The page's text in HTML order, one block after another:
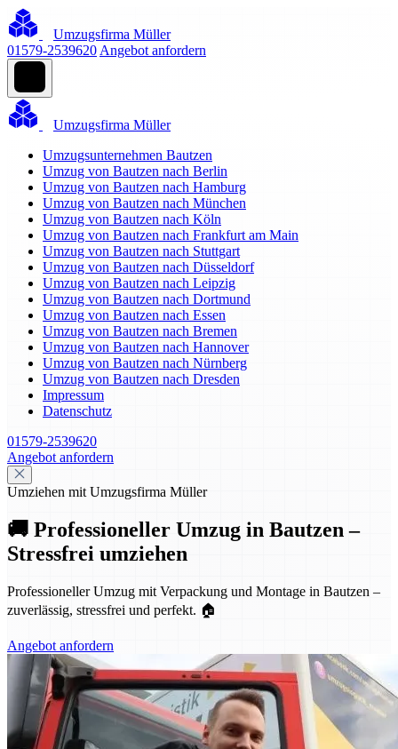
Umzugsfirma Müller
01579-2539620 Angebot anfordern
Umzugsfirma Müller
Umzugsunternehmen Bautzen
Umzug von Bautzen nach Berlin
Umzug von Bautzen nach Hamburg
Umzug von Bautzen nach München
Umzug von Bautzen nach Köln
Umzug von Bautzen nach Frankfurt am Main
Umzug von Bautzen nach Stuttgart
Umzug von Bautzen nach Düsseldorf
Umzug von Bautzen nach Leipzig
Umzug von Bautzen nach Dortmund
Umzug von Bautzen nach Essen
Umzug von Bautzen nach Bremen
Umzug von Bautzen nach Hannover
Umzug von Bautzen nach Nürnberg
Umzug von Bautzen nach Dresden
Impressum
Datenschutz
01579-2539620
Angebot anfordern
Umziehen mit Umzugsfirma Müller
🚚 Professioneller Umzug in Bautzen –
Stressfrei umziehen
Professioneller Umzug mit Verpackung und Montage in Bautzen –
zuverlässig, stressfrei und perfekt. 🏠
Angebot anfordern